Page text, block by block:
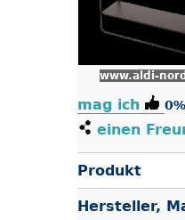
www.aldi-
mag ich 0%
einen
Produkt
Hersteller,